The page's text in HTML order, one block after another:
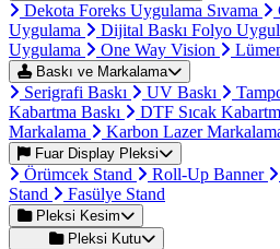
Dekota Foreks Uygulama Sıvama
Uygulama
Dijital Baskı Folyo
Uygulama
One Way Vision
Baskı ve Markalama
Serigrafi Baskı UV Baskı
Kabartma Baskı
DTF Sıcak
Markalama
Karbon Lazer
Fuar Display Pleksi
Örümcek Stand Roll-Up Banner
Stand
Fasülye Stand
Pleksi Kesim
Pleksi Kutu